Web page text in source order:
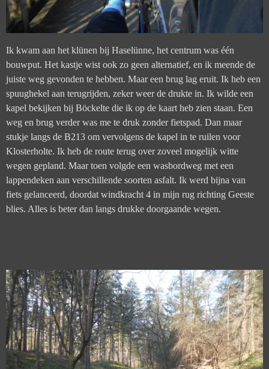
Ik kwam aan het klünen bij Haselünne, het centrum was één
bouwput. Het kastje wist ook zo geen alternatief, en ik meende de
juiste weg gevonden te hebben. Maar een brug lag eruit. Ik heb een
spuughekel aan terugrijden, zeker weer de drukte in. Ik wilde een
kapel bekijken bij Böckelte die ik op de kaart heb zien staan. Een
weg en brug verder was me te druk zonder fietspad. Dan maar
stukje langs de B213 om vervolgens de kapel in te ruilen voor
Klosterholte. Ik heb de route terug over zoveel mogelijk witte
wegen gepland. Maar toen volgde een wasbordweg met een
lappendeken aan verschillende soorten asfalt. Ik werd bijna van
fiets gelanceerd, doordat windkracht 4 in mijn rug richting Geeste
blies. Alles is beter dan langs drukke doorgaande wegen.